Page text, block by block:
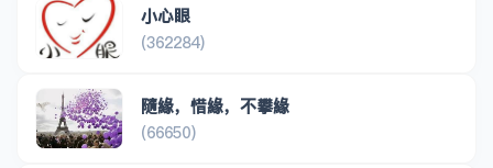
小心眼
(362284)
隨緣，惜緣，不攀緣
(66650)